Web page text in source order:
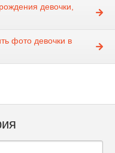
девочки,
фото девочки в